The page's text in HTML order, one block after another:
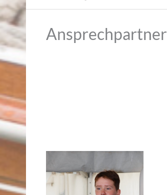
Ansprechpartner